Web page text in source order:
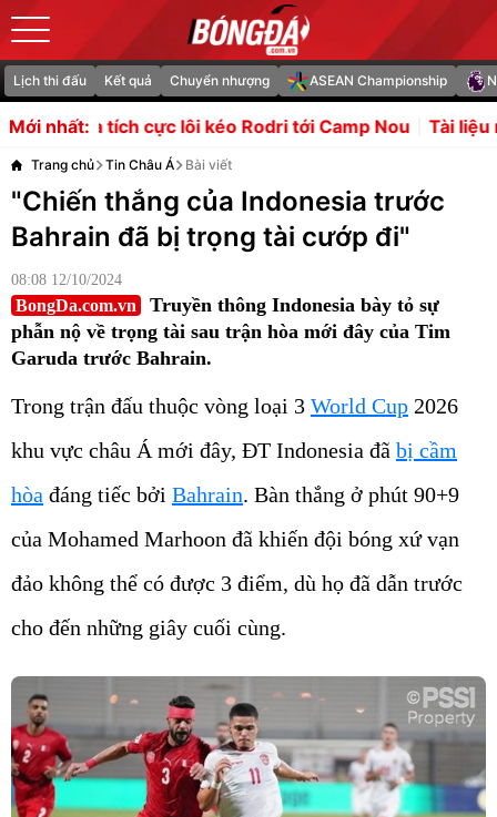
Lịch thi đấu Kết quả Chuyển nhượng ASEAN Championship
Mới nhất:
lôi kéo Rodri tới Camp Nou Tài liệu rò rỉ cáo buộc chủ
Trang chủ Tin Châu Á Bài viết
"Chiến thắng của Indonesia trước
Bahrain đã bị trọng tài cướp đi"
08:08 12/10/2024
BongDa.com.vn
Truyền thông Indonesia bày tỏ sự
phẫn nộ về trọng tài sau trận hòa mới đây của Tim
Garuda trước Bahrain.
Trong trận đấu thuộc vòng loại 3 World Cup 2026
khu vực châu Á mới đây, ĐT Indonesia đã bị cầm
hòa đáng tiếc bởi Bahrain. Bàn thắng ở phút 90+9
của Mohamed Marhoon đã khiến đội bóng xứ vạn
đảo không thể có được 3 điểm, dù họ đã dẫn trước
cho đến những giây cuối cùng.